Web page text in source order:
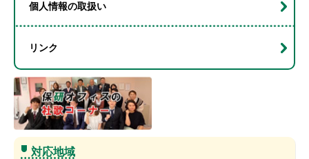
個人情報の取扱い
リンク
対応地域